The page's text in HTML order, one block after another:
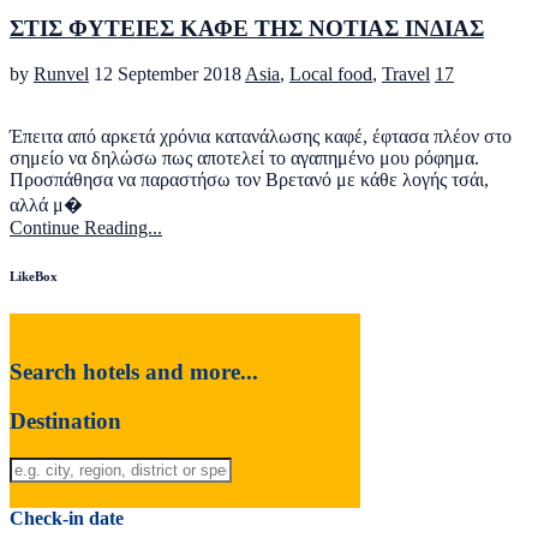
ΣΤΙΣ ΦΥΤΕΙΕΣ ΚΑΦΕ ΤΗΣ ΝΟΤΙΑΣ ΙΝΔΙΑΣ
by Runvel 12 September 2018 Asia, Local food, Travel 17
Έπειτα από αρκετά χρόνια κατανάλωσης καφέ, έφτασα πλέον στο
σημείο να δηλώσω πως αποτελεί το αγαπημένο μου ρόφημα.
Προσπάθησα να παραστήσω τον Βρετανό με κάθε λογής τσάι,
αλλά μ�
Continue Reading...
LikeBox
Search hotels and more...
Destination
Check-in date